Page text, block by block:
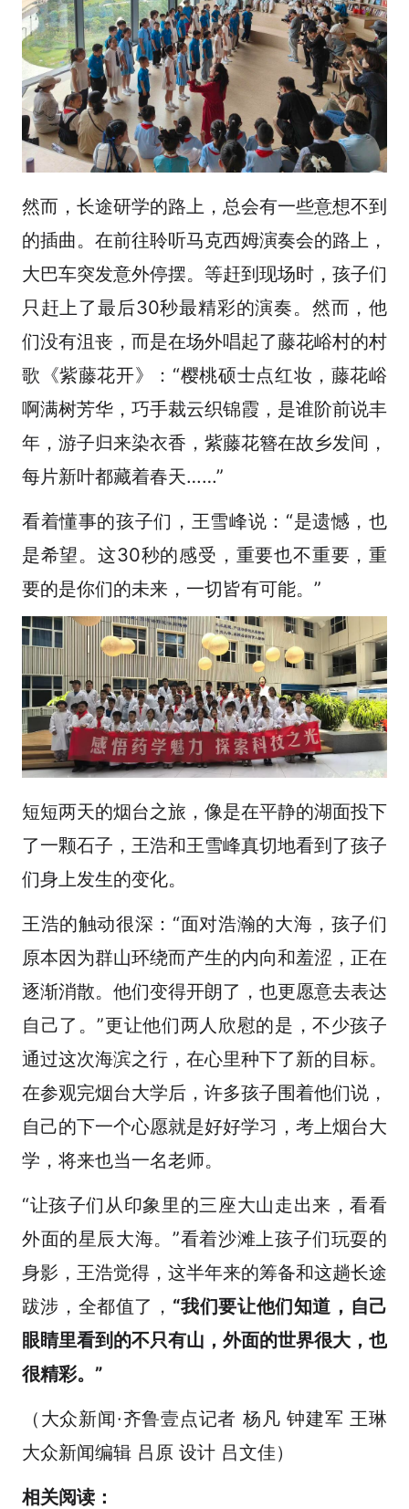
然而，长途研学的路上，总会有一些意想不到
的插曲。在前往聆听马克西姆演奏会的路上，
大巴车突发意外停摆。等赶到现场时，孩子们
只赶上了最后30秒最精彩的演奏。然而，他
们没有沮丧，而是在场外唱起了藤花峪村的村
歌《紫藤花开》：“樱桃硕士点红妆，藤花峪
啊满树芳华，巧手裁云织锦霞，是谁阶前说丰
年，游子归来染衣香，紫藤花簪在故乡发间，
每片新叶都藏着春天……”
看着懂事的孩子们，王雪峰说：“是遗憾，也
是希望。这30秒的感受，重要也不重要，重
要的是你们的未来，一切皆有可能。”
短短两天的烟台之旅，像是在平静的湖面投下
了一颗石子，王浩和王雪峰真切地看到了孩子
们身上发生的变化。
王浩的触动很深：“面对浩瀚的大海，孩子们
原本因为群山环绕而产生的内向和羞涩，正在
逐渐消散。他们变得开朗了，也更愿意去表达
自己了。”更让他们两人欣慰的是，不少孩子
通过这次海滨之行，在心里种下了新的目标。
在参观完烟台大学后，许多孩子围着他们说，
自己的下一个心愿就是好好学习，考上烟台大
学，将来也当一名老师。
“让孩子们从印象里的三座大山走出来，看看
外面的星辰大海。”看着沙滩上孩子们玩耍的
身影，王浩觉得，这半年来的筹备和这趟长途
跋涉，全都值了， “我们要让他们知道，自己
眼睛里看到的不只有山，外面的世界很大，也
很精彩。”
（大众新闻·齐鲁壹点记者 杨凡 钟建军 王琳
大众新闻编辑 吕原 设计 吕文佳）
相关阅读：